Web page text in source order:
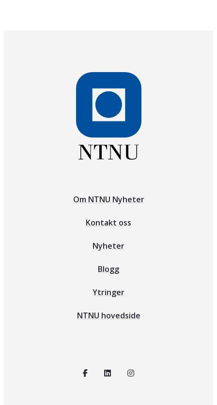
Om NTNU Nyheter
Kontakt oss
Nyheter
Blogg
Ytringer
NTNU hovedside